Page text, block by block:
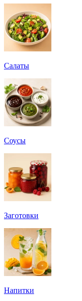
Салаты
Соусы
Заготовки
Напитки